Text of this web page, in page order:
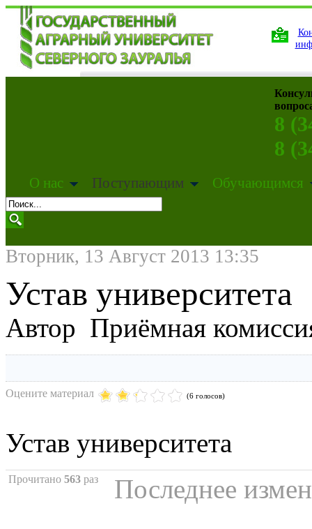
8
8
О нас Поступающим Обучающимся
Вторник, 13 Август 2013 13:35
Устав университета
Автор Приёмная
Оцените материал (6 голосов)
Устав университета
Прочитано 563 раз Последнее